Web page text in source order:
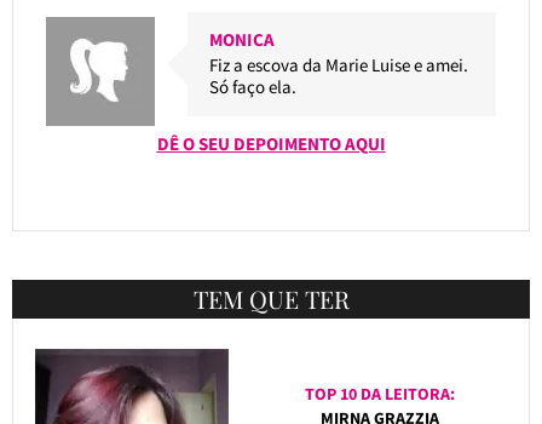
MONICA
Fiz a escova da Marie Luise e amei.
Só faço ela.
DÊ O SEU DEPOIMENTO AQUI
TEM QUE TER
TOP 10 DA LEITORA:
MIRNA GRAZZIA